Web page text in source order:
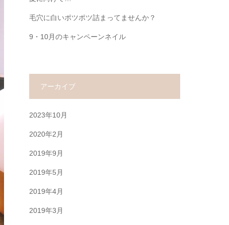
毛穴に白いポツポツ詰まってませんか？
9・10月のキャンペーンネイル
アーカイブ
2023年10月
2020年2月
2019年9月
2019年5月
2019年4月
2019年3月